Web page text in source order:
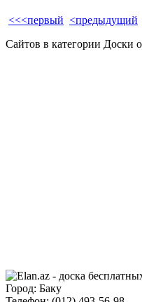
<<<первый <предыдущий
Сайтов в категории Доски
Город: Баку